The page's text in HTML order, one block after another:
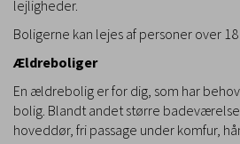
lejligheder.
Boligerne kan lejes af personer over 18
Ældreboliger
En ældrebolig er for dig, som har
bolig. Blandt andet større
hoveddør, fri passage under komfur,